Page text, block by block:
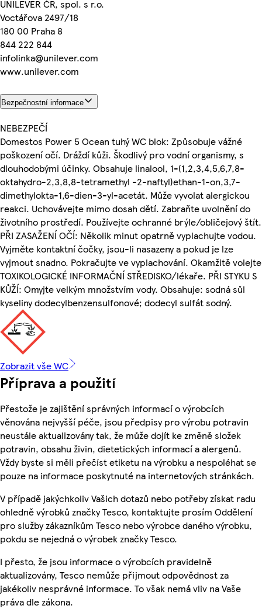
UNILEVER ČR, spol. s r.o.
Voctářova 2497/18
180 00 Praha 8
844 222 844
infolinka@unilever.com
www.unilever.com
Bezpečnostní informace
NEBEZPEČÍ
Domestos Power 5 Ocean tuhý WC blok: Způsobuje vážné
poškození očí. Dráždí kůži. Škodlivý pro vodní organismy, s
dlouhodobými účinky. Obsahuje linalool, 1-(1,2,3,4,5,6,7,8-
oktahydro-2,3,8,8-tetramethyl -2-naftyl)ethan-1-on,3,7-
dimethylokta-1,6-dien-3-yl-acetát. Může vyvolat alergickou
reakci. Uchovávejte mimo dosah dětí. Zabraňte uvolnění do
životního prostředí. Používejte ochranné brýle/obličejový štít.
PŘI ZASAŽENÍ OČÍ: Několik minut opatrně vyplachujte vodou.
Vyjměte kontaktní čočky, jsou-li nasazeny a pokud je lze
vyjmout snadno. Pokračujte ve vyplachování. Okamžitě volejte
TOXIKOLOGICKÉ INFORMAČNÍ STŘEDISKO/lékaře. PŘI STYKU S
KŮŽÍ: Omyjte velkým množstvím vody. Obsahuje: sodná sůl
kyseliny dodecylbenzensulfonové; dodecyl sulfát sodný.
Zobrazit vše WC
Příprava a použití
Přestože je zajištění správných informací o výrobcích
věnována nejvyšší péče, jsou předpisy pro výrobu potravin
neustále aktualizovány tak, že může dojít ke změně složek
potravin, obsahu živin, dietetických informací a alergenů.
Vždy byste si měli přečíst etiketu na výrobku a nespoléhat se
pouze na informace poskytnuté na internetových stránkách.
V případě jakýchkoliv Vašich dotazů nebo potřeby získat radu
ohledně výrobků značky Tesco, kontaktujte prosím Oddělení
pro služby zákazníkům Tesco nebo výrobce daného výrobku,
pokdu se nejedná o výrobek značky Tesco.
I přesto, že jsou informace o výrobcích pravidelně
aktualizovány, Tesco nemůže přijmout odpovědnost za
jakékoliv nesprávné informace. To však nemá vliv na Vaše
práva dle zákona.